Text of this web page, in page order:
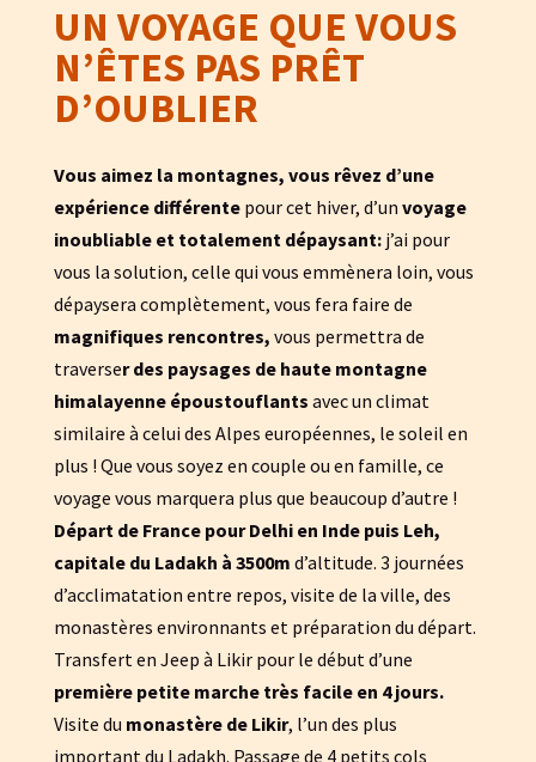
UN VOYAGE QUE VOUS
N’ÊTES PAS PRÊT
D’OUBLIER
Vous aimez la montagnes, vous rêvez d’une
expérience différentepour cet hiver, d’un voyage
inoubliable et totalement dépaysant:j’ai pour
vous la solution, celle qui vous emmènera loin, vous
dépaysera complètement, vous fera faire de
magnifiques rencontres, vous permettra de
traverser des paysages de haute montagne
himalayenne époustouflants avec un climat
similaire à celui des Alpes européennes, le soleil en
plus ! Que vous soyez en couple ou en famille, ce
voyage vous marquera plus que beaucoup d’autre !
Départ de France pour Delhi en Inde puis Leh,
capitale du Ladakh à 3500m d’altitude. 3 journées
d’acclimatation entre repos, visite de la ville, des
monastères environnants et préparation du départ.
Transfert en Jeep à Likir pour le début d’une
première petite marche très facile en 4 jours.
Visite du monastère de Likir, l’un des plus
important du Ladakh. Passage de 4 petits cols